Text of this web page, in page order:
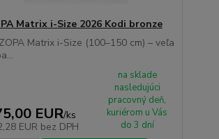
Matrix i-Size 2026 Kodi bronze
Matrix i-Size (100–150 cm) – veľa
EUR/ks
EUR bez DPH
na sklade
nasledujúci
pracovný deň,
kuriérom u Vás
do 3 dní